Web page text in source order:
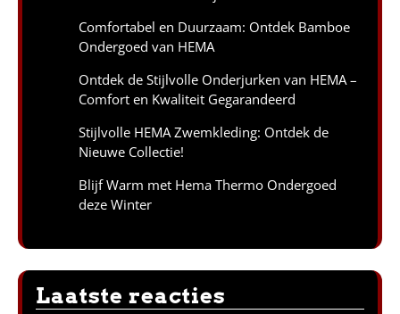
Comfortabel en Duurzaam: Ontdek Bamboe
Ondergoed van HEMA
Ontdek de Stijlvolle Onderjurken van HEMA –
Comfort en Kwaliteit Gegarandeerd
Stijlvolle HEMA Zwemkleding: Ontdek de
Nieuwe Collectie!
Blijf Warm met Hema Thermo Ondergoed
deze Winter
Laatste reacties